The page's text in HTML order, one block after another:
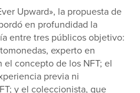
Upward», la propuesta de
en profundidad la
entre tres públicos objetivo:
experto en
concepto de los NFT; el
previa ni
y el coleccionista, que